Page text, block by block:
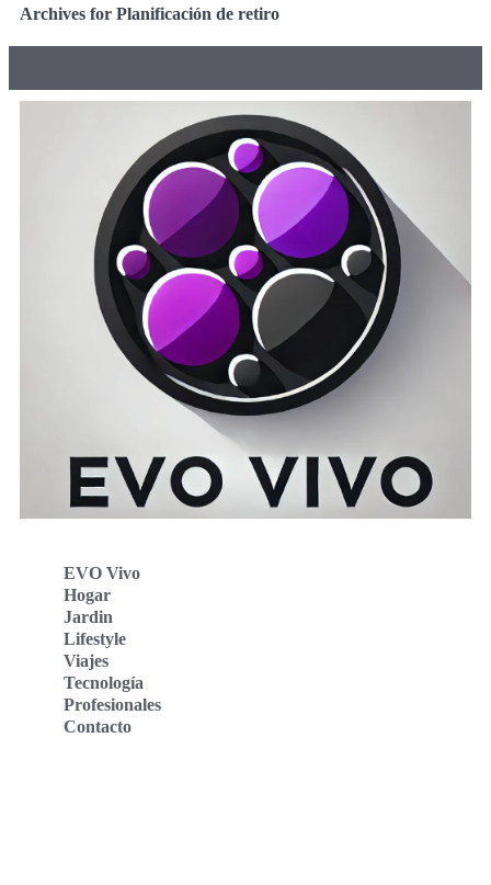
Archives for Planificación de retiro
EVO Vivo
Hogar
Jardin
Lifestyle
Viajes
Tecnología
Profesionales
Contacto